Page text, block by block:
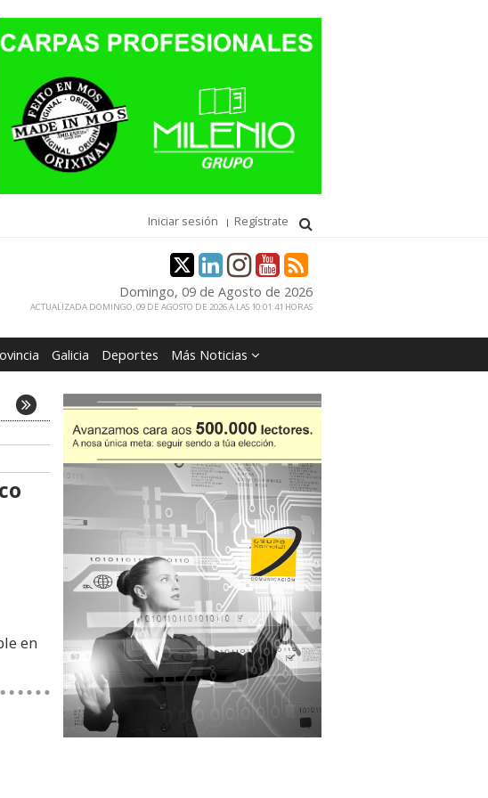
Iniciar sesión Regístrate
Domingo, 09 de Agosto de 2026
ACTUALIZADA DOMINGO, 09 DE AGOSTO DE 2026 A LAS 10:01:41 HORAS
Galicia Deportes Más Noticias
en